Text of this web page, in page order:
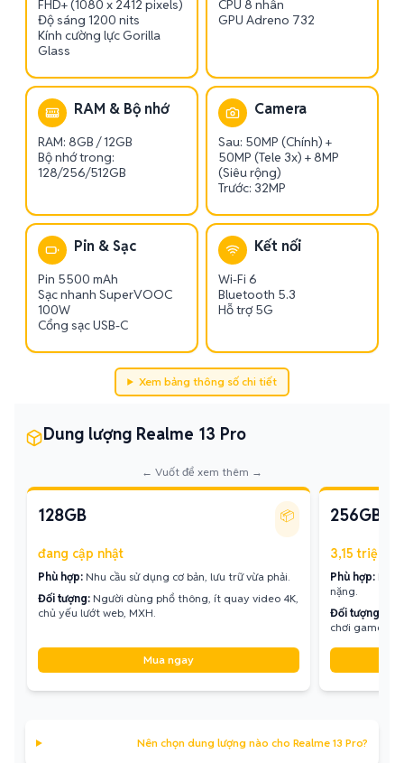
FHD+ (1080 x 2412 pixels)
Độ sáng 1200 nits
Kính cường lực Gorilla
Glass
CPU 8 nhân
GPU Adreno 732
RAM & Bộ nhớ
RAM: 8GB / 12GB
Bộ nhớ trong:
128/256/512GB
Camera
Sau: 50MP (Chính) +
50MP (Tele 3x) + 8MP
(Siêu rộng)
Trước: 32MP
Pin & Sạc
Pin 5500 mAh
Sạc nhanh SuperVOOC
100W
Cổng sạc USB-C
Kết nối
Wi-Fi 6
Bluetooth 5.3
Hỗ trợ 5G
Xem bảng thông số chi tiết
Dung lượng Realme 13 Pro
← Vuốt để xem thêm →
128GB 📦
đang cập nhật
Phù hợp: Nhu cầu sử dụng cơ bản, lưu trữ vừa phải.
Đối tượng: Người dùng phổ thông, ít quay video 4K,
chủ yếu lướt web, MXH.
Mua ngay
256GB
3,15 triệu -
Phù hợp:
nặng.
Đối tượng:
chơi game.
Nên chọn dung lượng nào cho Realme 13 Pro?